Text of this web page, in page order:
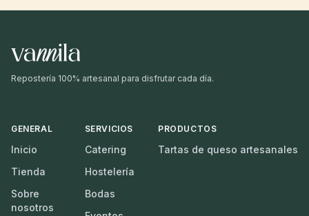
Repostería 100% artesanal para disfrutar cada día.
GENERAL
Inicio
Tienda
Sobre
nosotros
SERVICIOS
Catering
Hostelería
Bodas
PRODUCTOS
Tartas de queso artesanales